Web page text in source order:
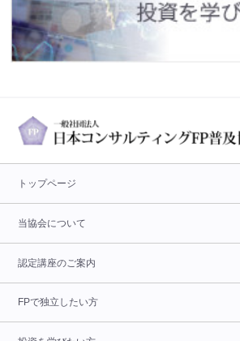
トップページ
当協会について
認定講座のご案内
FPで独立したい方